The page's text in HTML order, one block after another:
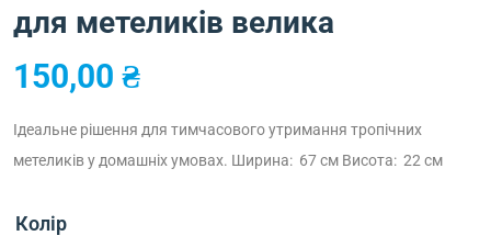
для метеликів велика
150,00 ₴
Ідеальне рішення для тимчасового утримання тропічних
метеликів у домашніх умовах. Ширина: 67 см Висота: 22 см
Колір